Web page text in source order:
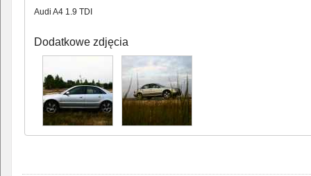
Audi A4 1.9 TDI
Dodatkowe zdjęcia